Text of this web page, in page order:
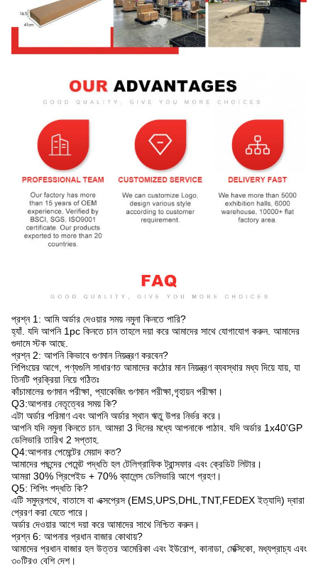
প্রশ্ন 1: আমি অর্ডার দেওয়ার সময় নমুনা কিনতে পারি?
হ্যাঁ. যদি আপনি 1pc কিনতে চান তাহলে দয়া করে আমাদের সাথে যোগাযোগ করুন. আমাদের
গুদামে স্টক আছে.
প্রশ্ন 2: আপনি কিভাবে গুণমান নিয়ন্ত্রণ করবেন?
শিপিংয়ের আগে, পণ্যগুলি সাধারণত আমাদের কঠোর মান নিয়ন্ত্রণ ব্যবস্থার মধ্য দিয়ে যায়, যা
তিনটি প্রক্রিয়া নিয়ে গঠিতঃ
কাঁচামালের গুণমান পরীক্ষা, প্যাকেজিং গুণমান পরীক্ষা,গৃহায়ন পরীক্ষা।
Q3:আপনার নেতৃত্বের সময় কি?
এটা অর্ডার পরিমাণ এবং আপনি অর্ডার স্থান ঋতু উপর নির্ভর করে।
আপনি যদি নমুনা কিনতে চান. আমরা 3 দিনের মধ্যে আপনাকে পাঠাব. যদি অর্ডার 1x40'GP
ডেলিভারি তারিখ 2 সপ্তাহ.
Q4:আপনার পেমেন্টের মেয়াদ কত?
আমাদের পছন্দের পেমেন্ট পদ্ধতি হল টেলিগ্রাফিক ট্রান্সফার এবং ক্রেডিট লিটার।
আমরা 30% প্রিপেইড + 70% ব্যালেন্স ডেলিভারি আগে গ্রহণ।
Q5: শিপিং পদ্ধতি কি?
এটি সমুদ্রপথে, বাতাসে বা এক্সপ্রেস (EMS,UPS,DHL,TNT,FEDEX ইত্যাদি) দ্বারা
প্রেরণ করা যেতে পারে।
অর্ডার দেওয়ার আগে দয়া করে আমাদের সাথে নিশ্চিত করুন।
প্রশ্ন 6: আপনার প্রধান বাজার কোথায়?
আমাদের প্রধান বাজার হল উত্তর আমেরিকা এবং ইউরোপ, কানাডা, মেক্সিকো, মধ্যপ্রাচ্য এবং
৩০টিরও বেশি দেশ।